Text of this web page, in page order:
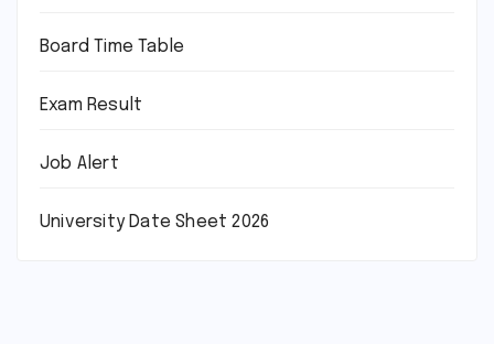
Board Time Table
Exam Result
Job Alert
University Date Sheet 2026